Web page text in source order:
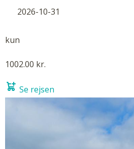
2026-10-31
kun
1002.00 kr.
Se rejsen